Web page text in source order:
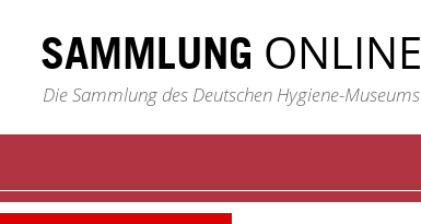
SAMMLUNG ONLINE
Die Sammlung des Deutschen Hygiene-Museums